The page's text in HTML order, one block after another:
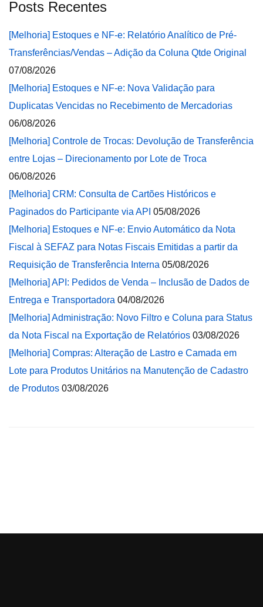
Posts Recentes
[Melhoria] Estoques e NF-e: Relatório Analítico de Pré-
Transferências/Vendas – Adição da Coluna Qtde Original
07/08/2026
[Melhoria] Estoques e NF-e: Nova Validação para
Duplicatas Vencidas no Recebimento de Mercadorias
06/08/2026
[Melhoria] Controle de Trocas: Devolução de Transferência
entre Lojas – Direcionamento por Lote de Troca
06/08/2026
[Melhoria] CRM: Consulta de Cartões Históricos e
Paginados do Participante via API 05/08/2026
[Melhoria] Estoques e NF-e: Envio Automático da Nota
Fiscal à SEFAZ para Notas Fiscais Emitidas a partir da
Requisição de Transferência Interna 05/08/2026
[Melhoria] API: Pedidos de Venda – Inclusão de Dados de
Entrega e Transportadora 04/08/2026
[Melhoria] Administração: Novo Filtro e Coluna para Status
da Nota Fiscal na Exportação de Relatórios 03/08/2026
[Melhoria] Compras: Alteração de Lastro e Camada em
Lote para Produtos Unitários na Manutenção de Cadastro
de Produtos 03/08/2026